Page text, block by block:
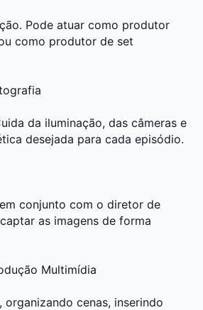
Pode atuar como produtor
como produtor de set
da iluminação, das câmeras e
desejada para cada episódio.
conjunto com o diretor de
as imagens de forma
Multimídia
organizando cenas, inserindo